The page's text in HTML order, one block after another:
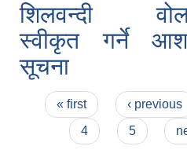
शिलवन्दी
स्वीकृत गर्ने
सूचना
Pages
« first ‹ previous
4
5